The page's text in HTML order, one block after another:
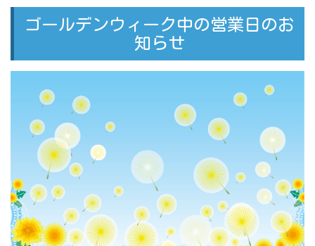
ゴールデンウィーク中の営業日のお
知らせ